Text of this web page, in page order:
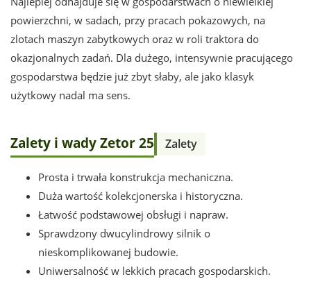
powierzchni, w sadach, przy pracach pokazowych, na
zlotach maszyn zabytkowych oraz w roli traktora do
okazjonalnych zadań. Dla dużego, intensywnie pracującego
gospodarstwa będzie już zbyt słaby, ale jako klasyk
użytkowy nadal ma sens.
Zalety i wady Zetor 25 Zalety
Prosta i trwała konstrukcja mechaniczna.
Duża wartość kolekcjonerska i historyczna.
Łatwość podstawowej obsługi i napraw.
Sprawdzony dwucylindrowy silnik o
nieskomplikowanej budowie.
Uniwersalność w lekkich pracach gospodarskich.